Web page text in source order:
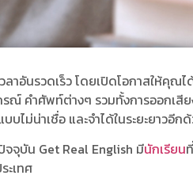
ลาอันรวดเร็ว โดยเปิดโอกาสให้คุ
ณ์ คำศัพท์ต่างๆ รวมทั้งการออกเ
ไม่น่าเชื่อ และจำได้ในระยะยาวอีก
จจุบัน Get Real English มีนักเรียน
ะเทศ